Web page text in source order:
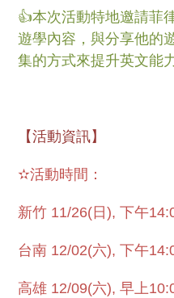
👍本次活動特地邀請菲
遊學內容，與分享他的
集的方式來提升英文能
【活動資訊】
✫活動時間：
新竹 11/26(日), 下午
台南 12/02(六), 下午
高雄 12/09(六), 早上